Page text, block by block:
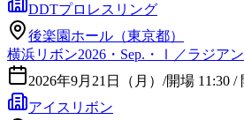
DDTプロレスリング
後楽園ホール（東京都）
横浜リボン2026・Sep.・Ⅰ／ラジア
2026年9月21日（月） /開場 11:30 /
アイスリボン